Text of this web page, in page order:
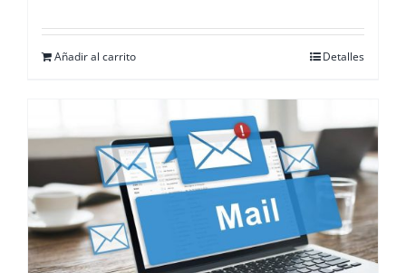
Añadir al carrito Detalles